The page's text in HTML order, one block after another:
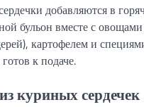
добавляются в
бульон вместе с
картофелем и
к подаче.
куриных сердечек